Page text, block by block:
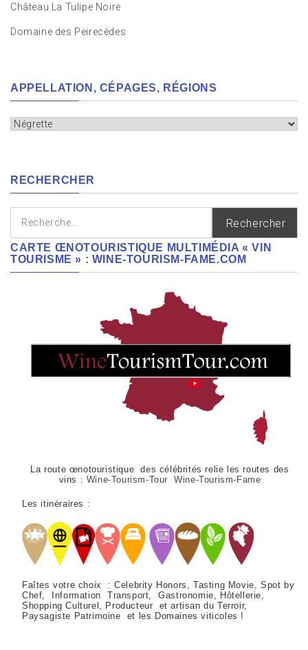
Château La Tulipe Noire
Domaine des Peirecèdes
APPELLATION, CÉPAGES, RÉGIONS
Appellation,
RECHERCHER
Rechercher :
CARTE ŒNOTOURISTIQUE MULTIMÉDIA « VIN
TOURISME » : WINE-TOURISM-FAME.COM
La route œnotouristique des célébrités relie les routes des
vins : Wine-Tourism-Tour Wine-Tourism-Fame
Les itinéraires :
Faîtes votre choix : Celebrity Honors, Tasting Movie, Spot by
Chef, Information Transport, Gastronomie, Hôtellerie,
Shopping Culturel, Producteur et artisan du Terroir,
Paysagiste Patrimoine et les Domaines viticoles !